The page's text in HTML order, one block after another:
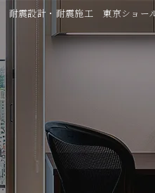
耐震設計・耐震施工 東京ショー